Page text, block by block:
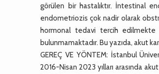
görülen bir hastalıktır. İntestinal
endometriozis çok nadir olarak
hormonal tedavi tercih
bulunmamaktadır. Bu yazıda, akut
GEREÇ VE YÖNTEM: İstanbul
2016-Nisan 2023 yılları arasında